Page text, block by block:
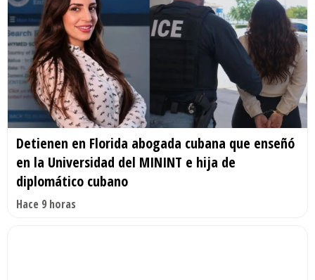
Detienen en Florida abogada cubana que enseñó
en la Universidad del MININT e hija de
diplomático cubano
Hace 9 horas